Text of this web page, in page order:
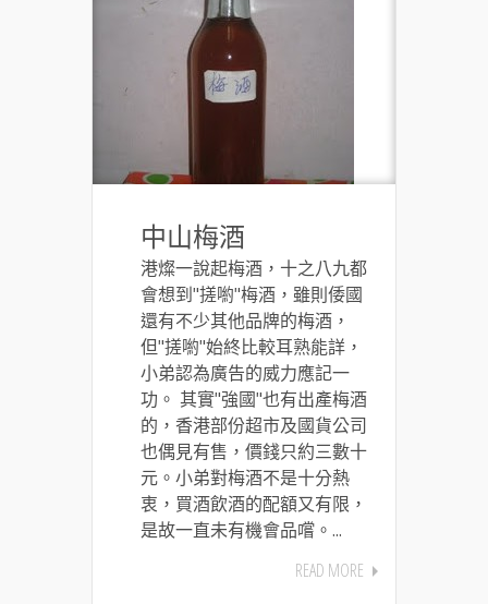
中山梅酒
港燦一說起梅酒，十之八九都
會想到"搓喲"梅酒，雖則倭國
還有不少其他品牌的梅酒，
但"搓喲"始終比較耳熟能詳，
小弟認為廣告的威力應記一
功。 其實"強國"也有出產梅酒
的，香港部份超市及國貨公司
也偶見有售，價錢只約三數十
元。小弟對梅酒不是十分熱
衷，買酒飲酒的配額又有限，
是故一直未有機會品嚐。...
READ MORE